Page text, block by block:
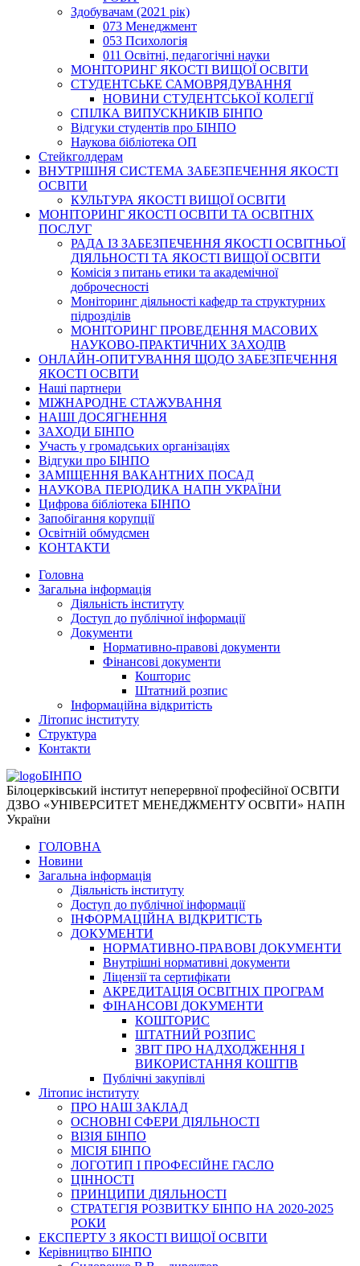
Здобувачам (2021 рік)
073 Менеджмент
053 Психологія
011 Освітні, педагогічні науки
МОНІТОРИНГ ЯКОСТІ ВИЩОЇ ОСВІТИ
СТУДЕНТСЬКЕ САМОВРЯДУВАННЯ
НОВИНИ СТУДЕНТСЬКОЇ КОЛЕГІЇ
СПІЛКА ВИПУСКНИКІВ БІНПО
Відгуки студентів про БІНПО
Наукова бібліотека ОП
Стейкголдерам
ВНУТРІШНЯ СИСТЕМА ЗАБЕЗПЕЧЕННЯ ЯКОСТІ
ОСВІТИ
КУЛЬТУРА ЯКОСТІ ВИЩОЇ ОСВІТИ
МОНІТОРИНГ ЯКОСТІ ОСВІТИ ТА ОСВІТНІХ
ПОСЛУГ
РАДА ІЗ ЗАБЕЗПЕЧЕННЯ ЯКОСТІ ОСВІТНЬОЇ
ДІЯЛЬНОСТІ ТА ЯКОСТІ ВИЩОЇ ОСВІТИ
Комісія з питань етики та академічної
доброчесності
Моніторинг діяльності кафедр та структурних
підрозділів
МОНІТОРИНГ ПРОВЕДЕННЯ МАСОВИХ
НАУКОВО-ПРАКТИЧНИХ ЗАХОДІВ
ОНЛАЙН-ОПИТУВАННЯ ЩОДО ЗАБЕЗПЕЧЕННЯ
ЯКОСТІ ОСВІТИ
Наші партнери
МІЖНАРОДНЕ СТАЖУВАННЯ
НАШІ ДОСЯГНЕННЯ
ЗАХОДИ БІНПО
Участь у громадських організаціях
Відгуки про БІНПО
ЗАМІЩЕННЯ ВАКАНТНИХ ПОСАД
НАУКОВА ПЕРІОДИКА НАПН УКРАЇНИ
Цифрова бібліотека БІНПО
Запобігання корупції
Освітній обмудсмен
КОНТАКТИ
Головна
Загальна інформація
Діяльність інституту
Доступ до публічної інформації
Документи
Нормативно-правові документи
Фінансові документи
Кошторис
Штатний розпис
Інформаційна відкритість
Літопис інституту
Структура
Контакти
БІНПО
Білоцерківський інститут неперервної професійної ОСВІТИ
ДЗВО «УНІВЕРСИТЕТ МЕНЕДЖМЕНТУ ОСВІТИ» НАПН
України
ГОЛОВНА
Новини
Загальна інформація
Діяльність інституту
Доступ до публічної інформації
ІНФОРМАЦІЙНА ВІДКРИТІСТЬ
ДОКУМЕНТИ
НОРМАТИВНО-ПРАВОВІ ДОКУМЕНТИ
Внутрішні нормативні документи
Ліцензії та сертифікати
АКРЕДИТАЦІЯ ОСВІТНІХ ПРОГРАМ
ФІНАНСОВІ ДОКУМЕНТИ
КОШТОРИС
ШТАТНИЙ РОЗПИС
ЗВІТ ПРО НАДХОДЖЕННЯ І
ВИКОРИСТАННЯ КОШТІВ
Публічні закупівлі
Літопис інституту
ПРО НАШ ЗАКЛАД
ОСНОВНІ СФЕРИ ДІЯЛЬНОСТІ
ВІЗІЯ БІНПО
МІСІЯ БІНПО
ЛОГОТИП І ПРОФЕСІЙНЕ ГАСЛО
ЦІННОСТІ
ПРИНЦИПИ ДІЯЛЬНОСТІ
СТРАТЕГІЯ РОЗВИТКУ БІНПО НА 2020-2025
РОКИ
ЕКСПЕРТУ З ЯКОСТІ ВИЩОЇ ОСВІТИ
Керівництво БІНПО